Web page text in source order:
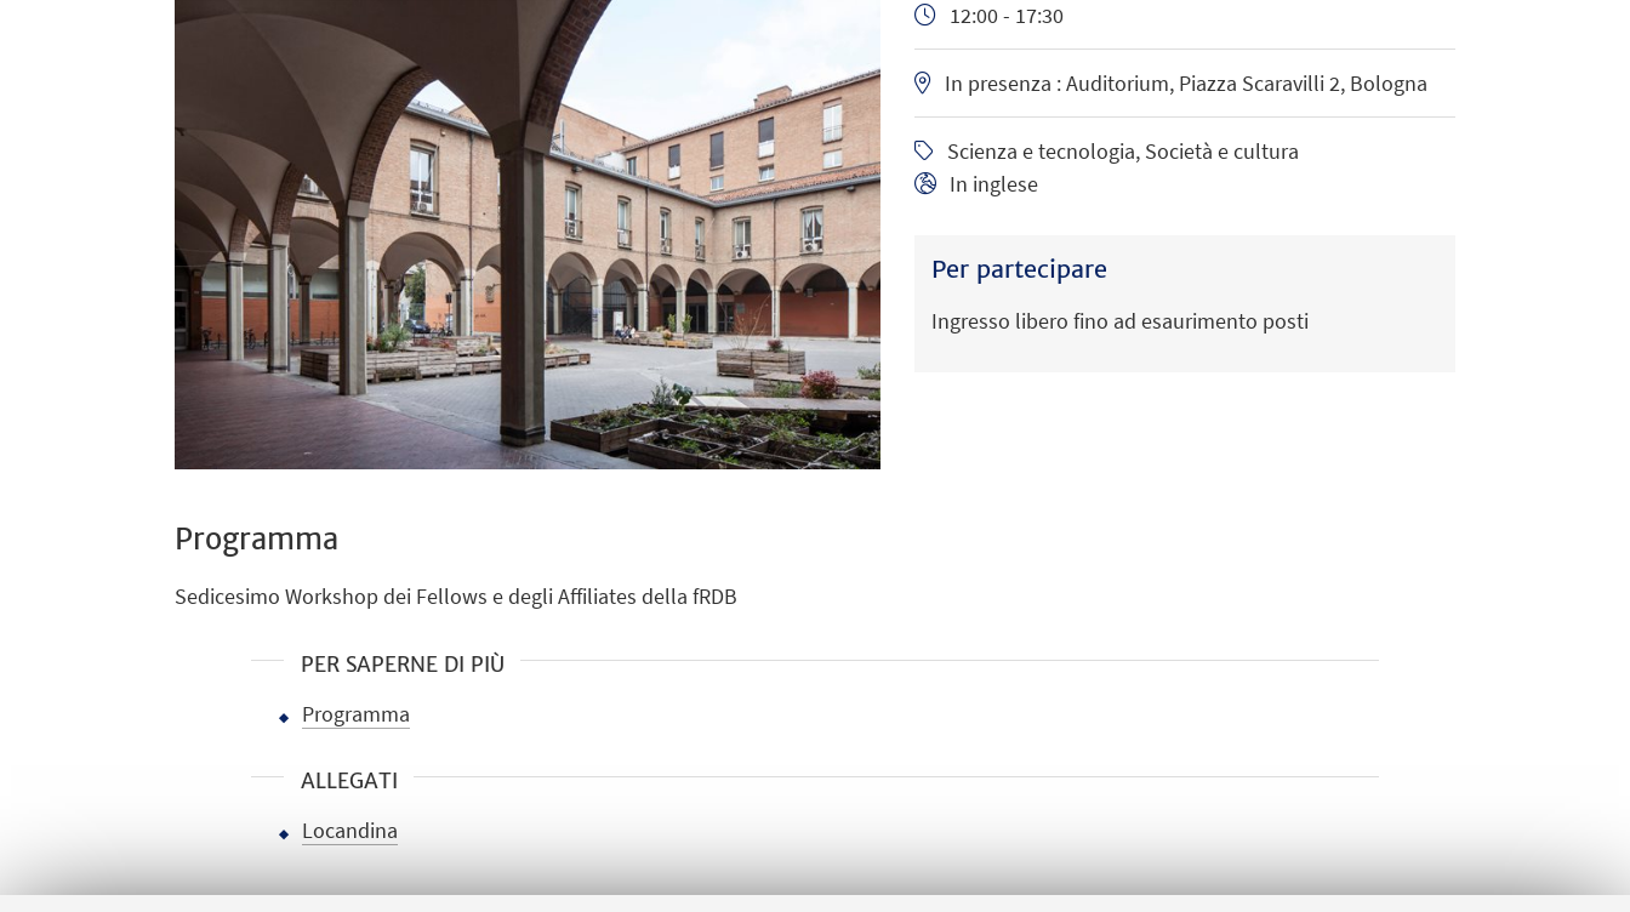
12:00 - 17:30
In presenza : Auditorium, Piazza Scaravilli 2, Bologna
Scienza e tecnologia, Società e cultura
In inglese
Per partecipare
Ingresso libero fino ad esaurimento posti
Programma
Sedicesimo Workshop dei Fellows e degli Affiliates della fRDB
PER SAPERNE DI PIÙ
Programma
ALLEGATI
Locandina